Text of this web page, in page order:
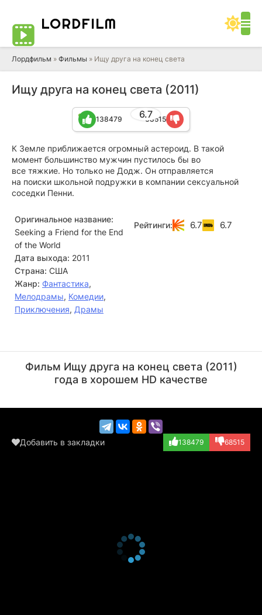
LORDFILM
Лордфильм » Фильмы » Ищу друга на конец света
Ищу друга на конец света (2011)
6.7
138479 68515
К Земле приближается огромный астероид. В такой
момент большинство мужчин пустилось бы во
все тяжкие. Но только не Додж. Он отправляется
на поиски школьной подружки в компании сексуальной
соседки Пенни.
Оригинальное название:
Seeking a Friend for the End
of the World
Дата выхода: 2011
Страна: США
Жанр: Фантастика,
Мелодрамы, Комедии,
Приключения, Драмы
Рейтинги: 6.7 6.7
(Roache)
(Frank)
Фильм Ищу друга на конец света (2011)
года в хорошем HD качестве
Добавить в закладки 138479 68515